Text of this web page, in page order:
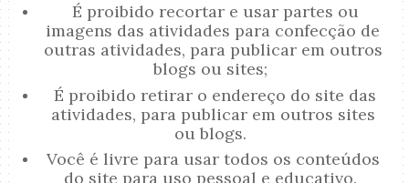
É proibido recortar e usar partes ou
imagens das atividades para confecção de
outras atividades, para publicar em outros
blogs ou sites;
É proibido retirar o endereço do site das
atividades, para publicar em outros sites
ou blogs.
Você é livre para usar todos os conteúdos
do site para uso pessoal e educativo.